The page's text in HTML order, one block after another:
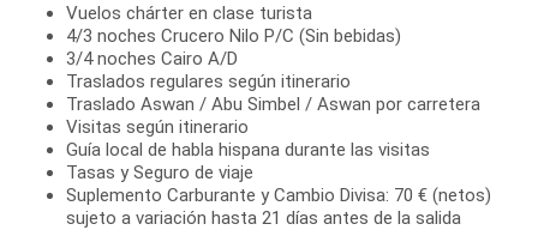
Vuelos chárter en clase turista
4/3 noches Crucero Nilo P/C (Sin bebidas)
3/4 noches Cairo A/D
Traslados regulares según itinerario
Traslado Aswan / Abu Simbel / Aswan por carretera
Visitas según itinerario
Guía local de habla hispana durante las visitas
Tasas y Seguro de viaje
Suplemento Carburante y Cambio Divisa: 70 € (netos)
sujeto a variación hasta 21 días antes de la salida